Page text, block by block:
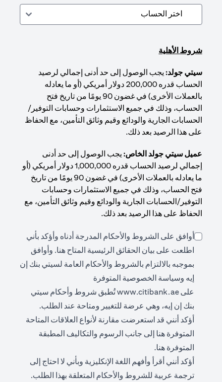
شروط الأهلية
سيتي جولد: يجب الوصول إلى حد أدنى إجمالي لرصيد
الحساب قدره 200,000 دولار أمريكي (أو ما يعادله
بالعملات الأخرى) في غضون 90 يومًا من تاريخ فتح
الحساب، وذلك في جميع الاستثمارات وحسابات التوفير/
الحسابات الجارية والودائع وقيم وثائق التأمين، مع الحفاظ
على هذا الرصيد بعد ذلك.
عميل سيتي جولد الخاص: يجب الوصول إلى حد أدنى
إجمالي لرصيد الحساب قدره 1,000,000 دولار أمريكي (أو
ما يعادله بالعملات الأخرى) في غضون 90 يومًا من تاريخ
فتح الحساب، وذلك في جميع الاستثمارات وحسابات
التوفير/الحسابات الجارية والودائع وقيم وثائق التأمين، مع
الحفاظ على هذا الرصيد بعد ذلك.
أوافق على الشروط والأحكام المدرجة أدناه وأؤكد بأني
اطلعت على بيان الحقائق الرئيسية المتاح هنا(opens in a new tab). وأوافق
بموجبه بالالتزام بالشروط والأحكام العامة لسيتي بنك إن
إيه وسياسة الخصوصية المتوفرة
على www.citibank.ae
(opens in a new tab)تُطبق شروط وأحكام سيتي
بنك إن إيه، وهي عرضة للتغيير ومتاحة عند الطلب.
أؤكد أنني قد استعرضت مقارنة لأنواع العلاقات المتاحة
المتوفرة هنا إلى جانب الرسوم والتكاليف المطبقة
المتوفرة هنا(opens in a new tab).
أؤكد أنني أقرأ وأفهم اللغة الإنكليزية وبأني لا احتاج إلى
ترجمة عربية للشروط والأحكام المتعلقة بهذا الطلب.